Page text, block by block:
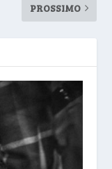
PROSSIMO